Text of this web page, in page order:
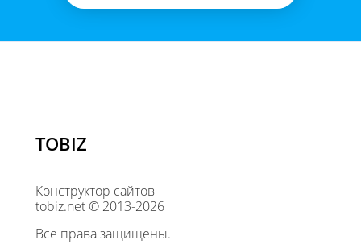
TOBIZ
Конструктор сайтов
tobiz.net © 2013-2026
Все права защищены.